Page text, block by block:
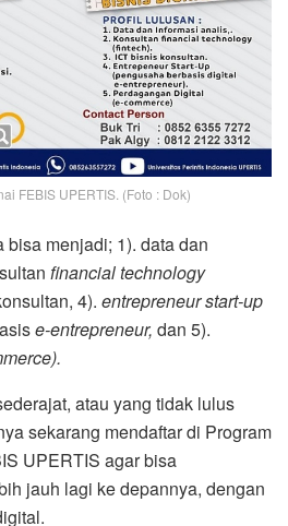
FEBIS UPERTIS. (Foto : Dok)
menjadi; 1). data dan
financial technology
4). entrepreneur start-up
e-entrepreneur, dan 5).
atau yang tidak lulus
sekarang mendaftar di Program
UPERTIS agar bisa
jauh lagi ke depannya, dengan